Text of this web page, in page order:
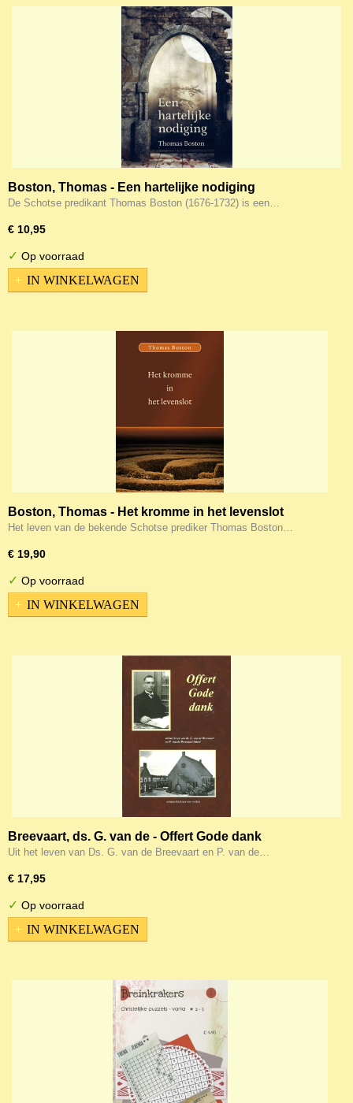
Boston, Thomas - Een hartelijke nodiging
De Schotse predikant Thomas Boston (1676-1732) is een…
€ 10,95
✓ Op voorraad
IN WINKELWAGEN
Boston, Thomas - Het kromme in het levenslot
Het leven van de bekende Schotse prediker Thomas Boston…
€ 19,90
✓ Op voorraad
IN WINKELWAGEN
Breevaart, ds. G. van de - Offert Gode dank
Uit het leven van Ds. G. van de Breevaart en P. van de…
€ 17,95
✓ Op voorraad
IN WINKELWAGEN